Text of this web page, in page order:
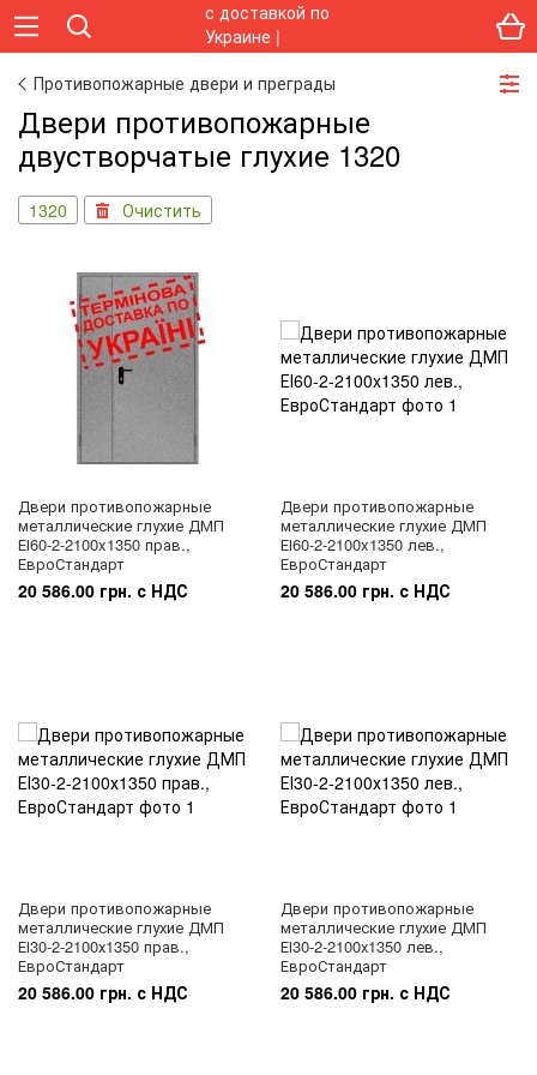
Противопожарные двери и преграды
Двери противопожарные
двустворчатые глухие 1320
1320 Очистить
Двери противопожарные
металлические глухие ДМП
ЕІ60-2-2100x1350 прав.,
ЕвроСтандарт
20 586.00 грн. с НДС
Двери противопожарные
металлические глухие ДМП
ЕІ60-2-2100x1350 лев.,
ЕвроСтандарт
20 586.00 грн. с НДС
Двери противопожарные
металлические глухие ДМП
ЕІ30-2-2100х1350 прав.,
ЕвроСтандарт
20 586.00 грн. с НДС
Двери противопожарные
металлические глухие ДМП
ЕІ30-2-2100х1350 лев.,
ЕвроСтандарт
20 586.00 грн. с НДС